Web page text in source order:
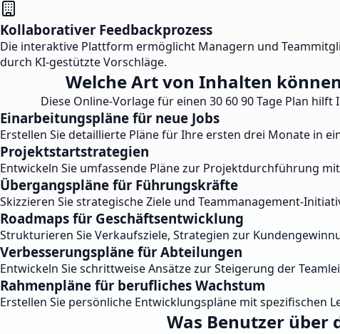
Kollaborativer Feedbackprozess
Die interaktive Plattform ermöglicht Managern und
durch KI-gestützte Vorschläge.
Welche Art von Inhalten
Diese Online-Vorlage für einen 30 60 90 Tage Plan
Einarbeitungspläne für neue Jobs
Erstellen Sie detaillierte Pläne für Ihre ersten drei Monate in
Projektstartstrategien
Entwickeln Sie umfassende Pläne zur Projektdurchführung
Übergangspläne für Führungskräfte
Skizzieren Sie strategische Ziele und Teammanagement-
Roadmaps für Geschäftsentwicklung
Strukturieren Sie Verkaufsziele, Strategien zur
Verbesserungspläne für Abteilungen
Entwickeln Sie schrittweise Ansätze zur Steigerung der
Rahmenpläne für berufliches Wachstum
Erstellen Sie persönliche Entwicklungspläne mit spezifischen
Was Benutzer über